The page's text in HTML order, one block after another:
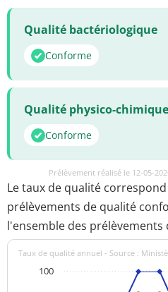
Qualité bactériologique
Conforme
Qualité physico-chimique
Conforme
Prélèvement réalisé le 12-05-
Le taux de qualité
prélèvements de qualité
l'ensemble des prélèvements
Taux de qualité annuel - Source :
100